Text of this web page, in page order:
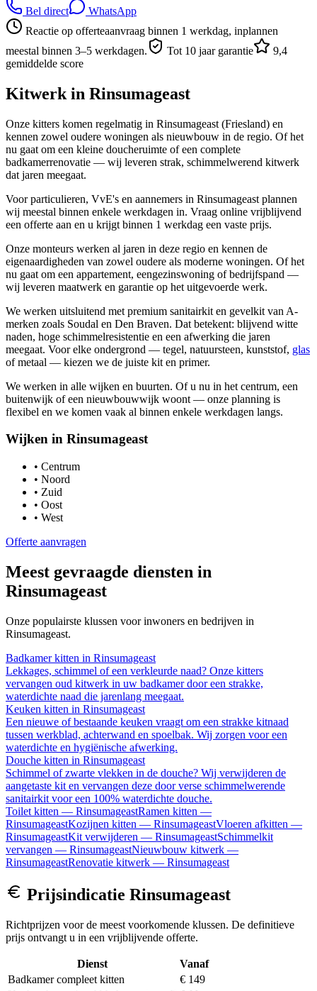
Bel direct
WhatsApp
Reactie op offerteaanvraag binnen 1 werkdag, inplannen
meestal binnen 3–5 werkdagen.
Tot 10 jaar garantie
9,4
gemiddelde score
Kitwerk in Rinsumageast
Onze kitters komen regelmatig in Rinsumageast (Friesland) en
kennen zowel oudere woningen als nieuwbouw in de regio. Of het
nu gaat om een kleine doucheruimte of een complete
badkamerrenovatie — wij leveren strak, schimmelwerend kitwerk
dat jaren meegaat.
Voor particulieren, VvE's en aannemers in Rinsumageast plannen
wij meestal binnen enkele werkdagen in. Vraag online vrijblijvend
een offerte aan en u krijgt binnen 1 werkdag een vaste prijs.
Onze monteurs werken al jaren in deze regio en kennen de
eigenaardigheden van zowel oudere als moderne woningen. Of het
nu gaat om een appartement, eengezinswoning of bedrijfspand —
wij leveren maatwerk en garantie op het uitgevoerde werk.
We werken uitsluitend met premium sanitairkit en gevelkit van A-
merken zoals Soudal en Den Braven. Dat betekent: blijvend witte
naden, hoge schimmelresistentie en een afwerking die jaren
meegaat. Voor elke ondergrond — tegel, natuursteen, kunststof, glas
of metaal — kiezen we de juiste kit en primer.
We werken in alle wijken en buurten. Of u nu in het centrum, een
buitenwijk of een nieuwbouwwijk woont — onze planning is
flexibel en we komen vaak al binnen enkele werkdagen langs.
Wijken in Rinsumageast
• Centrum
• Noord
• Zuid
• Oost
• West
Offerte aanvragen
Meest gevraagde diensten in
Rinsumageast
Onze populairste klussen voor inwoners en bedrijven in
Rinsumageast.
Badkamer kitten in Rinsumageast
Lekkages, schimmel of een verkleurde naad? Onze kitters
vervangen oud kitwerk in uw badkamer door een strakke,
waterdichte naad die jarenlang meegaat.
Keuken kitten in Rinsumageast
Een nieuwe of bestaande keuken vraagt om een strakke kitnaad
tussen werkblad, achterwand en spoelbak. Wij zorgen voor een
waterdichte en hygiënische afwerking.
Douche kitten in Rinsumageast
Schimmel of zwarte vlekken in de douche? Wij verwijderen de
aangetaste kit en vervangen deze door verse schimmelwerende
sanitairkit voor een 100% waterdichte douche.
Toilet kitten — RinsumageastRamen kitten —
RinsumageastKozijnen kitten — RinsumageastVloeren afkitten —
RinsumageastKit verwijderen — RinsumageastSchimmelkit
vervangen — RinsumageastNieuwbouw kitwerk —
RinsumageastRenovatie kitwerk — Rinsumageast
Prijsindicatie Rinsumageast
Richtprijzen voor de meest voorkomende klussen. De definitieve
prijs ontvangt u in een vrijblijvende offerte.
Dienst
Vanaf
Badkamer compleet kitten
€ 149